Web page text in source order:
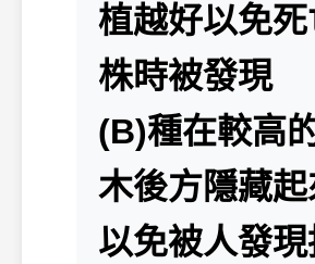
植越好以免
株時被發現
(B)種在較高
木後方隱藏起
以免被人發